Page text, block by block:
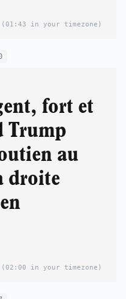
(01:43 in your timezone)
fort et
Trump
au
droite
(02:00 in your timezone)